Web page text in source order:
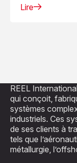
Lire
REEL
qui conçoit,
systèmes
industriels. Ces
de ses clients à
tels que
métallurgie,